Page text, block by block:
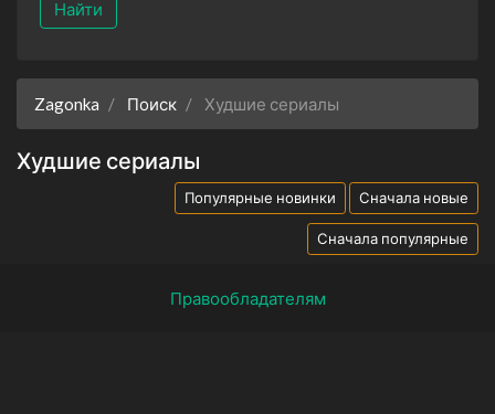
Найти
Zagonka Поиск Худшие сериалы
Худшие сериалы
Популярные новинки Сначала новые
Сначала популярные
Правообладателям